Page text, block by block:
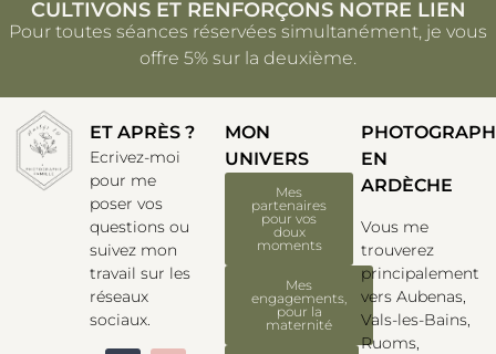
Pour toutes séances réservées simultanément, je vous
offre 5% sur la deuxième.
CULTIVONS ET RENFORÇONS NOTRE LIEN
ET APRÈS ?
Ecrivez-moi
pour me
poser vos
questions ou
suivez mon
travail sur les
réseaux
sociaux.
MON
UNIVERS
Mes
partenaires
pour vos
doux
moments
Mes
engagements,
pour la
maternité
EN
ARDÈCHE
Vous me
trouverez
principalement
vers Aubenas,
Vals-les-Bains,
Ruoms,